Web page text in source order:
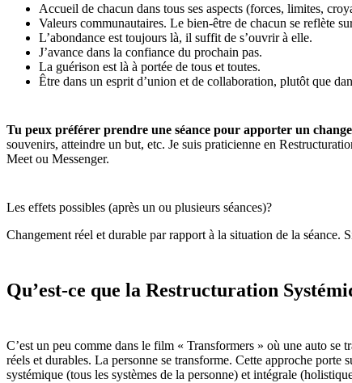
Accueil de chacun dans tous ses aspects (forces, limites,
Valeurs communautaires. Le bien-être de chacun se reflète
L’abondance est toujours là, il suffit de s’ouvrir à elle.
J’avance dans la confiance du prochain pas.
La guérison est là à portée de tous et toutes.
Être dans un esprit d’union et de collaboration, plutôt que
Tu peux préférer prendre une séance pour apporter un
souvenirs, atteindre un but, etc. Je suis praticienne en
Meet ou Messenger.
Les effets possibles (après un ou plusieurs séances)?
Changement réel et durable par rapport à la situation de la séance.
Qu’est-ce que la Restructuration
C’est un peu comme dans le film « Transformers » où une auto se
réels et durables. La personne se transforme. Cette approche porte
systémique (tous les systèmes de la personne) et intégrale